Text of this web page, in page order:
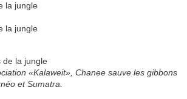
la jungle
la jungle
«Kalaweit», Chanee sauve les gibbons
et Sumatra.